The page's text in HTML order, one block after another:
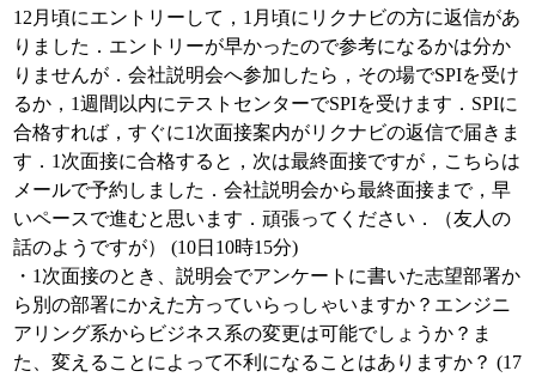
12月頃にエントリーして，1月頃にリクナビの方に返信があ
りました．エントリーが早かったので参考になるかは分か
りませんが．会社説明会へ参加したら，その場でSPIを受け
るか，1週間以内にテストセンターでSPIを受けます．SPIに
合格すれば，すぐに1次面接案内がリクナビの返信で届きま
す．1次面接に合格すると，次は最終面接ですが，こちらは
メールで予約しました．会社説明会から最終面接まで，早
いペースで進むと思います．頑張ってください．（友人の
話のようですが） (10日10時15分)
・1次面接のとき、説明会でアンケートに書いた志望部署か
ら別の部署にかえた方っていらっしゃいますか？エンジニ
アリング系からビジネス系の変更は可能でしょうか？ま
た、変えることによって不利になることはありますか？ (17